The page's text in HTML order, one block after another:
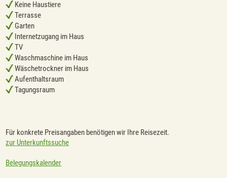
Keine Haustiere
Terrasse
Garten
Internetzugang im Haus
TV
Waschmaschine im Haus
Wäschetrockner im Haus
Aufenthaltsraum
Tagungsraum
Für konkrete Preisangaben benötigen wir Ihre Reisezeit.
zur Unterkunftssuche
Belegungskalender